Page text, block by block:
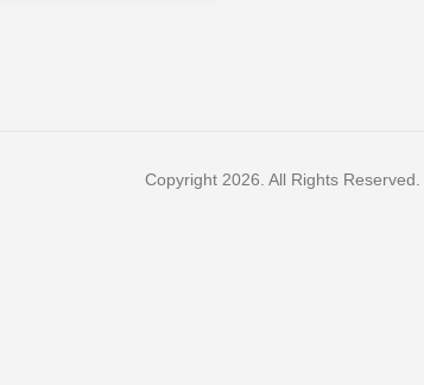
Copyright 2026. All Rights Reserved.